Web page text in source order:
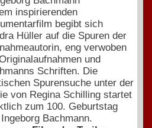
inspirierenden
begibt sich
Hüller auf die Spuren der
eng verwoben
und
Schriften. Die
Spurensuche unter der
von Regina Schilling startet
zum 100. Geburtstag
Bachmann.